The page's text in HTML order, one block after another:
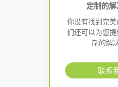
定制的
你没有找到完
们还可以为您
制的解
联系